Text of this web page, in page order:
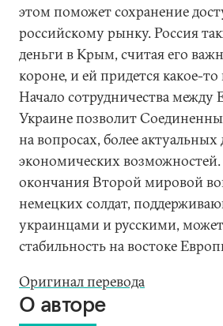
этом поможет сохранение
российскому рынку. Россия
деньги в Крым, считая его
короне, и ей придется какое-
Начало сотрудничества между
Украине позволит
на вопросах, более
экономических возможностей.
окончания Второй мировой
немецких солдат,
украинцами и русскими,
стабильность на востоке
Оригинал перевода
О авторе